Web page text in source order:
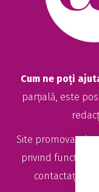
Cum ne poți
parțială, este
Site promovat de
privind
contactați la